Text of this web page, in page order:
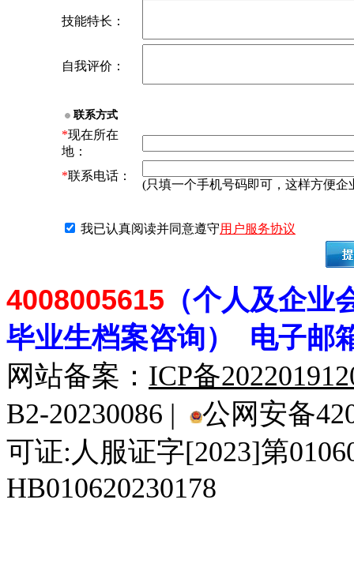
技能特长：
自我评价：
联系方式
*现在所在
地：
*联系电话：
(只填一个手机号码即可，这样方便企
我已认真阅读并同意遵守用户服务协议
4008005615 （个人及企
毕业生档案咨询） 电子邮
网站备案： ICP备
B2-20230086 |
公网安备
可证:人服证字[2023]第
HB010620230178